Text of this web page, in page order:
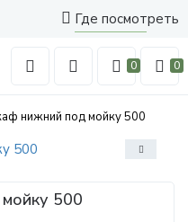
Где посмотреть
0 0
нижний под мойку 500
500